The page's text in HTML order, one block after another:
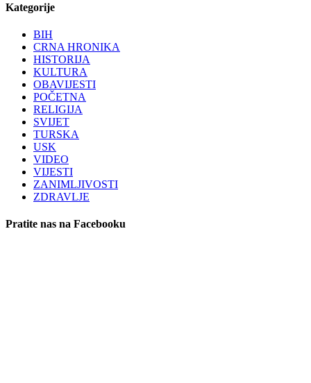
Kategorije
BIH
CRNA HRONIKA
HISTORIJA
KULTURA
OBAVIJESTI
POČETNA
RELIGIJA
SVIJET
TURSKA
USK
VIDEO
VIJESTI
ZANIMLJIVOSTI
ZDRAVLJE
Pratite nas na Facebooku